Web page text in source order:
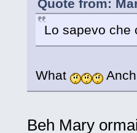
Quote from:
Lo sapevo che
What
Beh Mary